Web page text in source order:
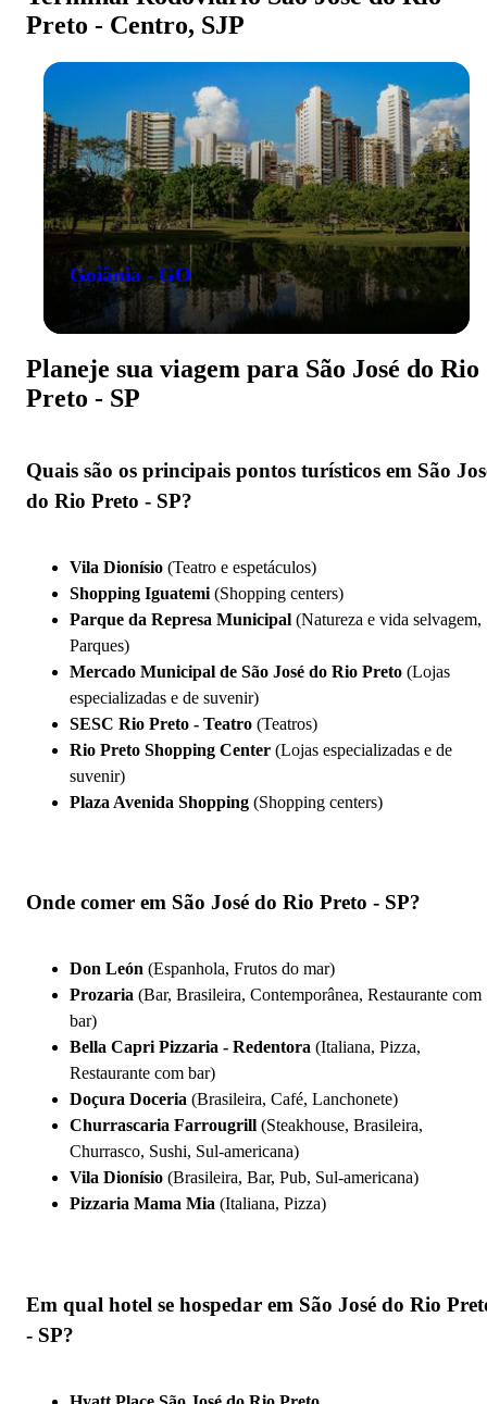
Preto - Centro, SJP
Goiânia - GO
Planeje sua viagem para São José do Rio
Preto - SP
Quais são os principais pontos turísticos em São
do Rio Preto - SP?
Vila Dionísio (Teatro e espetáculos)
Shopping Iguatemi (Shopping centers)
Parque da Represa Municipal (Natureza e vida selvagem,
Parques)
Mercado Municipal de São José do Rio Preto (Lojas
especializadas e de suvenir)
SESC Rio Preto - Teatro (Teatros)
Rio Preto Shopping Center (Lojas especializadas e de
suvenir)
Plaza Avenida Shopping (Shopping centers)
Onde comer em São José do Rio Preto - SP?
Don León (Espanhola, Frutos do mar)
Prozaria (Bar, Brasileira, Contemporânea, Restaurante com
bar)
Bella Capri Pizzaria - Redentora (Italiana, Pizza,
Restaurante com bar)
Doçura Doceria (Brasileira, Café, Lanchonete)
Churrascaria Farrougrill (Steakhouse, Brasileira,
Churrasco, Sushi, Sul-americana)
Vila Dionísio (Brasileira, Bar, Pub, Sul-americana)
Pizzaria Mama Mia (Italiana, Pizza)
Em qual hotel se hospedar em São José do Rio
- SP?